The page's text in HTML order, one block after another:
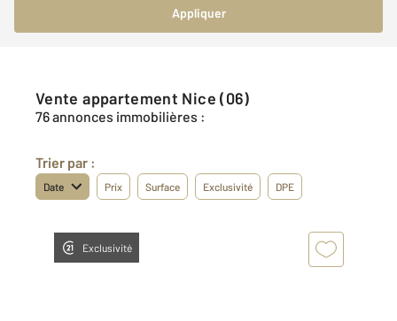
Appliquer
Vente appartement Nice (06)
76 annonces immobilières :
Trier par :
Date Prix Surface Exclusivité DPE
Exclusivité